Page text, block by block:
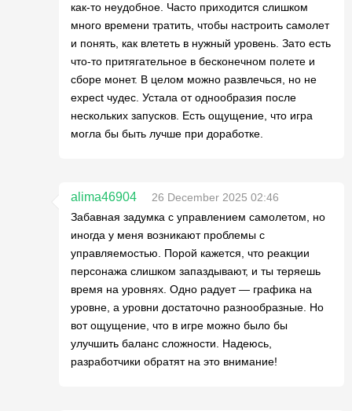
как-то неудобное. Часто приходится слишком
много времени тратить, чтобы настроить самолет
и понять, как влететь в нужный уровень. Зато есть
что-то притягательное в бесконечном полете и
сборе монет. В целом можно развлечься, но не
expect чудес. Устала от однообразия после
нескольких запусков. Есть ощущение, что игра
могла бы быть лучше при доработке.
alima46904
26 December 2025 02:46
Забавная задумка с управлением самолетом, но
иногда у меня возникают проблемы с
управляемостью. Порой кажется, что реакции
персонажа слишком запаздывают, и ты теряешь
время на уровнях. Одно радует — графика на
уровне, а уровни достаточно разнообразные. Но
вот ощущение, что в игре можно было бы
улучшить баланс сложности. Надеюсь,
разработчики обратят на это внимание!